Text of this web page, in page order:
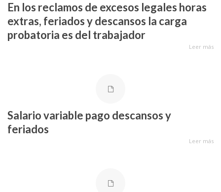
En los reclamos de excesos legales horas
extras, feriados y descansos la carga
probatoria es del trabajador
Leer más
Salario variable pago descansos y
feriados
Leer más